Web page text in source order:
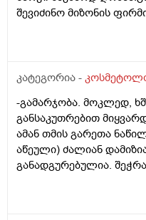
საქმე და არასწორად
შევიძინო მიზონის
ინტენსიური
კატეგორია -
-გამარჯობა. მოკლედ,
განსაკუთრებით
ამან თმის გარეთა
აწეული) ძალიან
განადგურებულია.
ჟელატინის ნიღაბი და